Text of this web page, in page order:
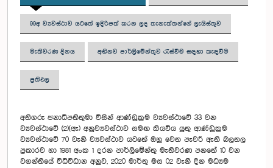
99අ ව්‍යවස්ථාව යටතේ ඉදිරිපත් කරන ලද තැනැත්තන්ගේ ලැයිස්තුව
මැතිවරණ දිනය අභිනව පාර්ලිමේන්තුව රැස්වීම සඳහා කැඳවීම
ප්‍රතිඵල
අතිගරු ජනාධිපතිතුමා විසින් ආණ්ඩුක්‍රම ව්‍යවස්ථාවේ 33 වන
ව්‍යවස්ථාවේ (2)(ඇ) අනුව්‍යවස්ථාව සමඟ කියවිය යුතු ආණ්ඩුක්‍රම
ව්‍යවස්ථාවේ 70 වැනි ව්‍යවස්ථාව යටතේ ඔහු වෙත පැවරී ඇති බලතල
ප්‍රකාරව හා 1981 අංක 1 දරන පාර්ලිමේන්තු මැතිවරණ පනතේ 10 වන
වගන්තියේ විධිවිධාන අනුව, 2020 මාර්තු මස 02 වැනි දින මධ්‍යම